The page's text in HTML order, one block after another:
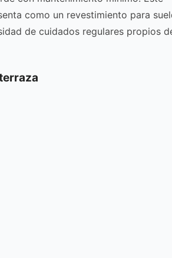
como un revestimiento para
de cuidados regulares propios